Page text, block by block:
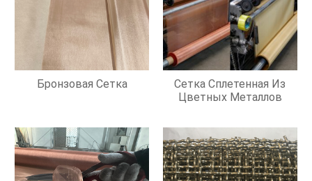
Бронзовая Сетка
Сетка Сплетенная Из
Цветных Металлов